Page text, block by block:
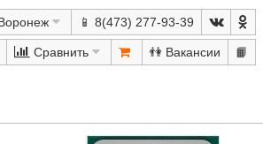
📱 8(473) 277-93-39
Сравнить 👫 📙